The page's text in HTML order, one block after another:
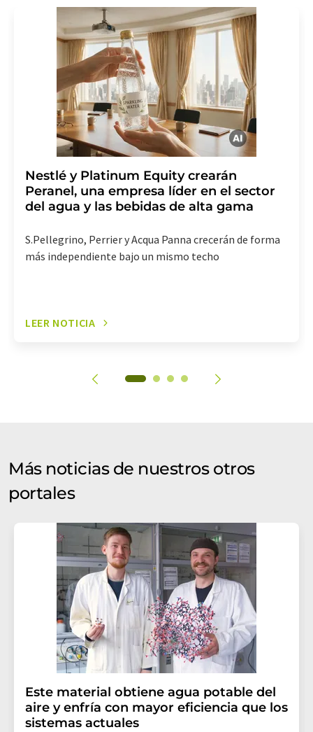
de indicar los motivos informando por correo postal a
LUMITOS AG, Ernst-Augustin-Str. 2, 12489 Berlín
(Alemania) o por correo electrónico a
revoke@lumitos.com. Además, en cada correo
electrónico se incluye un enlace para anular la
suscripción al boletín informativo correspondiente.
Nestlé y Platinum Equity crearán
Peranel, una empresa líder en el sector
del agua y las bebidas de alta gama
S.Pellegrino, Perrier y Acqua Panna crecerán de forma
más independiente bajo un mismo techo
LEER NOTICIA
Más noticias de nuestros otros
portales
Este material obtiene agua potable del
aire y enfría con mayor eficiencia que los
sistemas actuales